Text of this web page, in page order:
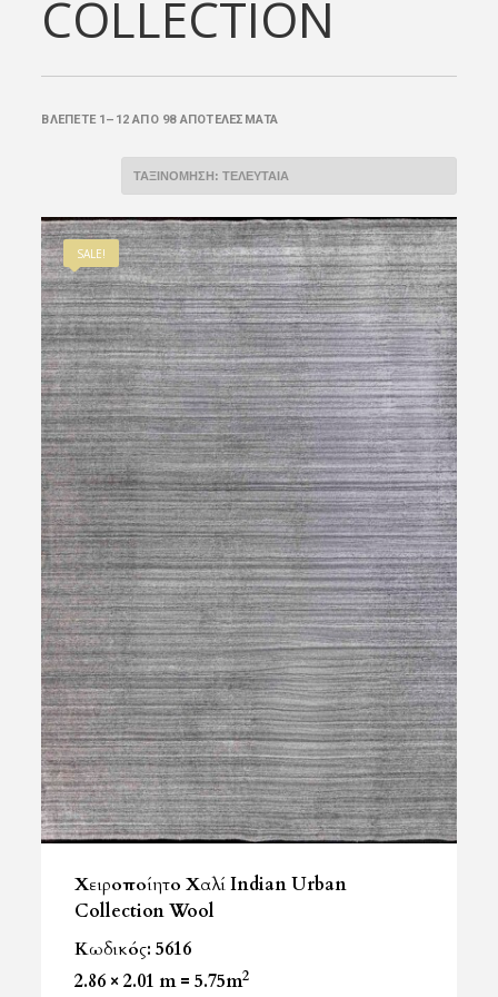
COLLECTION
ΒΛΈΠΕΤΕ 1–12 ΑΠΌ 98 ΑΠΟΤΕΛΈΣΜΑΤΑSORTED
LATEST
SALE!
Χειροποίητο Χαλί Indian Urban
Collection Wool
Κωδικός: 5616
2.86 × 2.01 m = 5.75m2